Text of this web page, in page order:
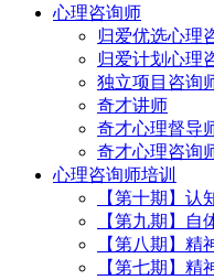
心理咨询师
归爱优选心理
归爱计划心理
独立项目咨询
奇才讲师
奇才心理督导
奇才心理咨询
心理咨询师培训
【第十期】认
【第九期】自
【第八期】精
【第七期】精